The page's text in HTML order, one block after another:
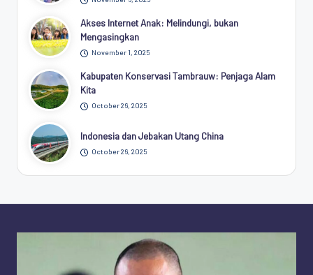
Akses Internet Anak: Melindungi, bukan
Mengasingkan
November 1, 2025
Kabupaten Konservasi Tambrauw: Penjaga Alam
Kita
October 26, 2025
Indonesia dan Jebakan Utang China
October 26, 2025